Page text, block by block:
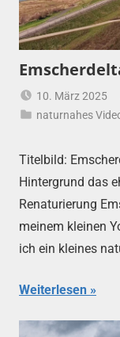
10. März 2025
naturnahes
Titelbild:
Hintergrund das
Renaturierung
meinem kleinen
ich ein kleines
Weiterlesen